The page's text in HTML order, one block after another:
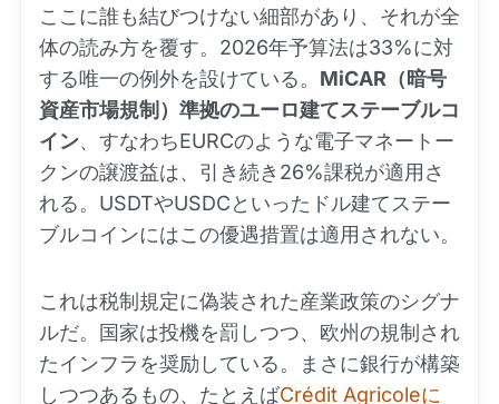
ここに誰も結びつけない細部があり、それが全
体の読み方を覆す。2026年予算法は33%に対
する唯一の例外を設けている。 MiCAR（暗号
資産市場規制）準拠のユーロ建てステーブルコ
イン、すなわちEURCのような電子マネートー
クンの譲渡益は、引き続き26%課税が適用さ
れる。USDTやUSDCといったドル建てステー
ブルコインにはこの優遇措置は適用されない。
これは税制規定に偽装された産業政策のシグナ
ルだ。国家は投機を罰しつつ、欧州の規制され
たインフラを奨励している。まさに銀行が構築
しつつあるもの、たとえばCrédit Agricoleに